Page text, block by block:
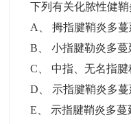
下列有关化脓性健
A
、拇指腱鞘炎多
B 、小指腱勒炎多
C
中指、无名指
D
示指腱鞘炎多
E
示指腱鞘炎多